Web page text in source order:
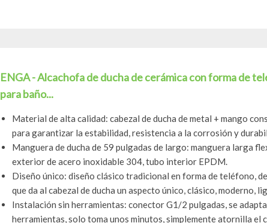
ENGA - Alcachofa de ducha de cerámica con forma de
para baño...
Material de alta calidad: cabezal de ducha de metal + mango
para garantizar la estabilidad, resistencia a la corrosión y
Manguera de ducha de 59 pulgadas de largo: manguera larga
exterior de acero inoxidable 304, tubo interior EPDM.
Diseño único: diseño clásico tradicional en forma de teléfono,
que da al cabezal de ducha un aspecto único, clásico, moderno,
Instalación sin herramientas: conector G1/2 pulgadas, se
herramientas, solo toma unos minutos, simplemente atornilla el